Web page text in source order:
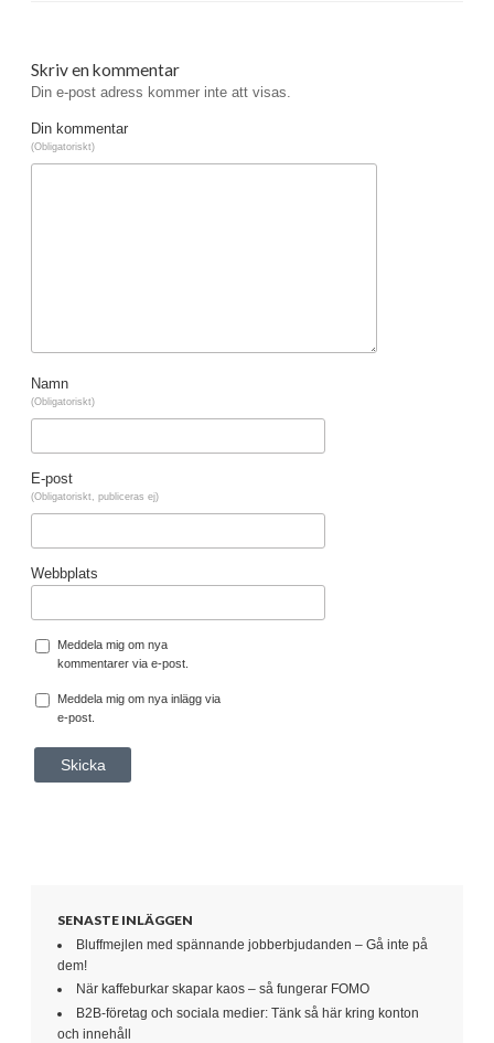
Skriv en kommentar
Din e-post adress kommer inte att visas.
Din kommentar
(Obligatoriskt)
Namn
(Obligatoriskt)
E-post
(Obligatoriskt, publiceras ej)
Webbplats
Meddela mig om nya
kommentarer via e-post.
Meddela mig om nya inlägg via
e-post.
SENASTE INLÄGGEN
Bluffmejlen med spännande jobberbjudanden – Gå inte på
dem!
När kaffeburkar skapar kaos – så fungerar FOMO
B2B-företag och sociala medier: Tänk så här kring konton
och innehåll